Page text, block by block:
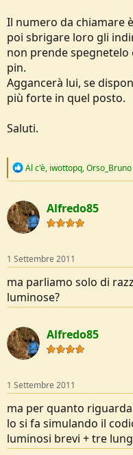
Il numero da chiamare
poi sbrigare loro gli
non prende spegnetelo
pin.
Aggancerà lui, se
più forte in quel posto.
Saluti.
R
c
t
i
o
s
:
Al c'è, iwottopq,Orso_Bruno
Alfredo85
1 Settembre 2011
ma parliamo solo di
luminose?
Alfredo85
1 Settembre 2011
ma per quanto
lo si fa simulando il
luminosi brevi + tre